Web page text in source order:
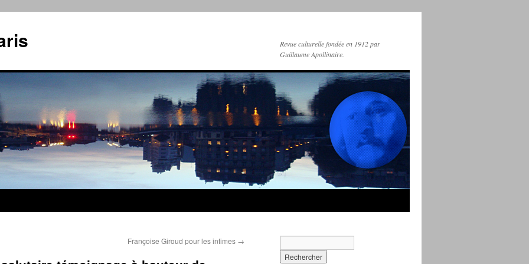
Revue culturelle fondée en 1912 par
Guillaume Apollinaire.
Françoise Giroud pour les intimes →